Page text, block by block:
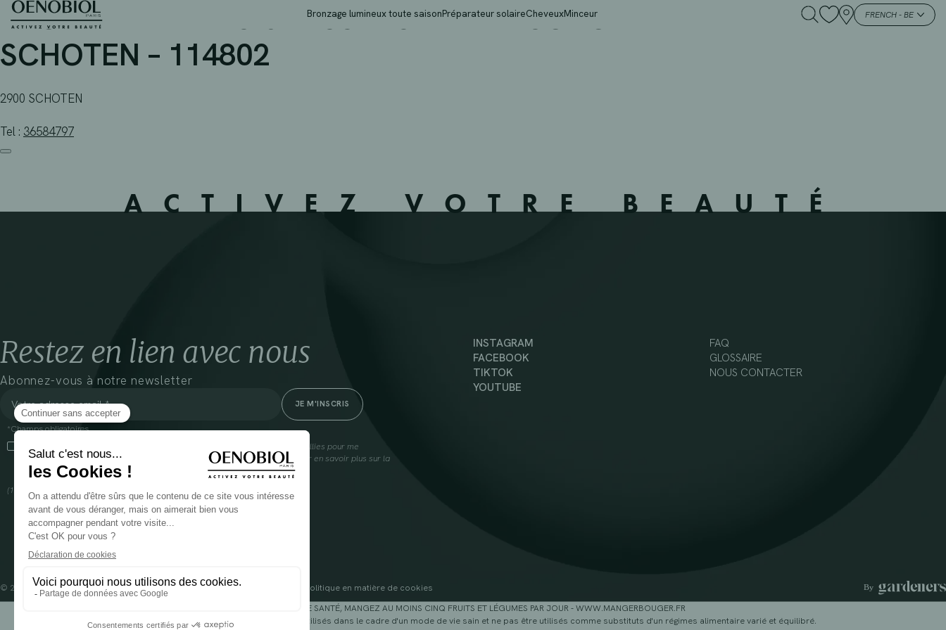
Skip
Bronzage lumineux toute saisonPréparateur solaireCheveuxMinceur FRENCH - BE
APOTHEEK AERTS-JANSSENS BVBA – SCHOTEN – 114802 – –
SCHOTEN – 114802
2900 SCHOTEN
Tel : 36584797
ACTIVEZ VOTRE BEAUTÉ
Restez en lien avec nous
Abonnez-vous à notre newsletter
*Champs obligatoires
En cliquant sur cette case, j’accepte que Cooper(1) traite les données recueillies pour me
communiquer des informations commerciales sur ses produits et offres. Pour en savoir plus sur la
gestion de vos données et vos droits, rendez-vousici
(1) Coopération pharmaceutique Française, RCS Melun 399 227 636
INSTAGRAM
FACEBOOK
TIKTOK
YOUTUBE
FAQ
GLOSSAIRE
NOUS CONTACTER
© 2024 OENOBIOL PARISMentions légalesConditions Générales d’Utilisation
Politique en matière de cookies
POUR VOTRE SANTÉ, MANGEZ AU MOINS CINQ FRUITS ET LÉGUMES PAR JOUR - WWW.MANGERBOUGER.FR
Les complément alimentaires doivent être utilisés dans le cadre d'un mode de vie sain et ne pas être utilisés comme substituts d'un régimes alimentaire varié et équilibré.